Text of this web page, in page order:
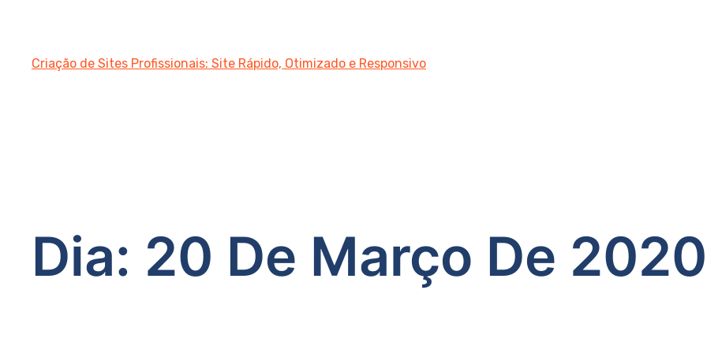
Criação de Sites Profissionais: Site Rápido, Otimizado e Responsivo
Dia: 20 De Março De 2020